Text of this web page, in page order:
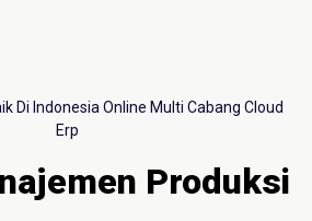
Produksi